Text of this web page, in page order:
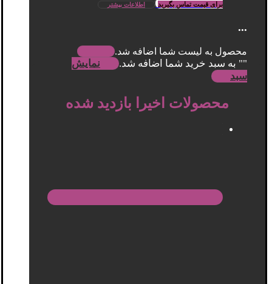
برای قیمت تماس بگیرید اطلاعات بیشتر
...
محصول به لیست شما اضافه شد.
"" به سبد خرید شما اضافه شد.
نمایش
سبد
محصولات اخیرا بازدید شده